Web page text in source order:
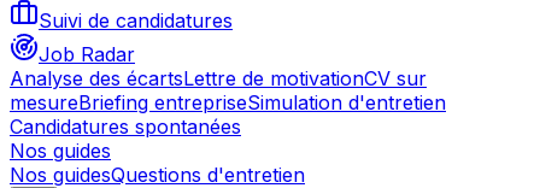
Suivi de candidatures
Job Radar
Analyse des écartsLettre de motivationCV sur
mesureBriefing entrepriseSimulation d'entretien
Candidatures spontanées
Nos guides
Nos guidesQuestions d'entretien